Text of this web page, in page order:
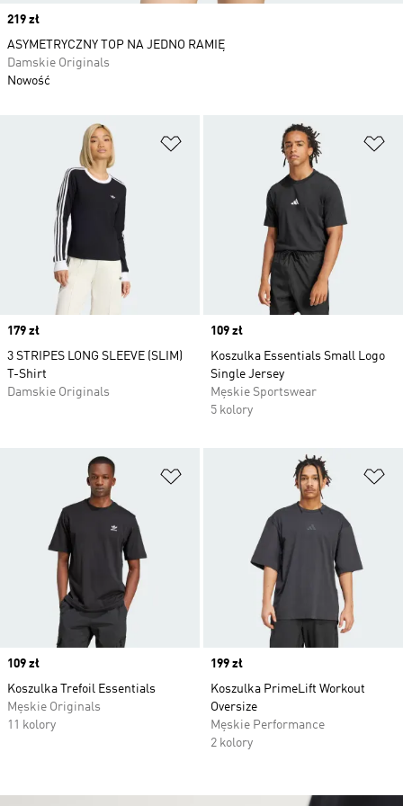
Dodaj do listy życzeń
Price
179 zł
3 STRIPES LONG SLEEVE (SLIM)
T-Shirt
Damskie Originals
Price
109 zł
Koszulka Essentials Small Logo
Single Jersey
Męskie Sportswear
5 kolory
Dodaj do listy życzeń
Price
109 zł
Koszulka Trefoil Essentials
Męskie Originals
11 kolory
Price
199 zł
Koszulka PrimeLift Workout
Oversize
Męskie Performance
2 kolory
Price
219 zł
ASYMETRYCZNY TOP NA JEDNO RAMIĘ
Damskie Originals
Nowość